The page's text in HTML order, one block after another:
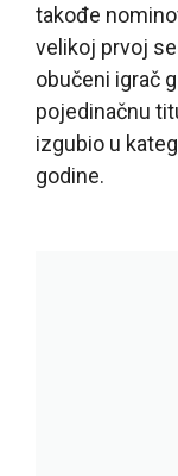
takođe
velikoj prvoj
obučeni igrač
pojedinačnu
izgubio u
godine.